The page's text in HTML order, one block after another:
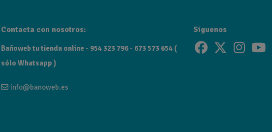
Contacta con nosotros:
Bañoweb tu tienda online - 954 323 796 - 673 573 654 (
sólo Whatsapp )
info@banoweb.es
Siguenos